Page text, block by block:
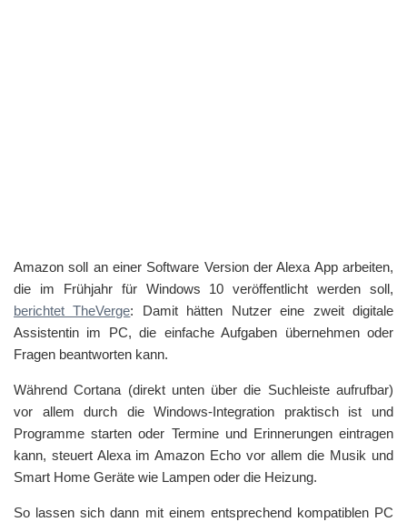
Amazon soll an einer Software Version der Alexa App arbeiten,
die im Frühjahr für Windows 10 veröffentlicht werden soll,
berichtet TheVerge: Damit hätten Nutzer eine zweit digitale
Assistentin im PC, die einfache Aufgaben übernehmen oder
Fragen beantworten kann.
Während Cortana (direkt unten über die Suchleiste aufrufbar)
vor allem durch die Windows-Integration praktisch ist und
Programme starten oder Termine und Erinnerungen eintragen
kann, steuert Alexa im Amazon Echo vor allem die Musik und
Smart Home Geräte wie Lampen oder die Heizung.
So lassen sich dann mit einem entsprechend kompatiblen PC